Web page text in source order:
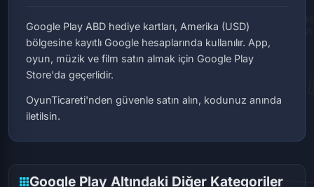
Google Play ABD hediye kartları, Amerika (USD)
bölgesine kayıtlı Google hesaplarında kullanılır. App,
oyun, müzik ve film satın almak için Google Play
Store'da geçerlidir.
OyunTicareti'nden güvenle satın alın, kodunuz anında
iletilsin.
Google Play Altındaki Diğer Kategoriler